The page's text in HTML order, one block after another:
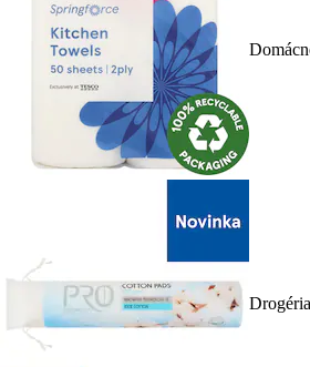
Drogéria